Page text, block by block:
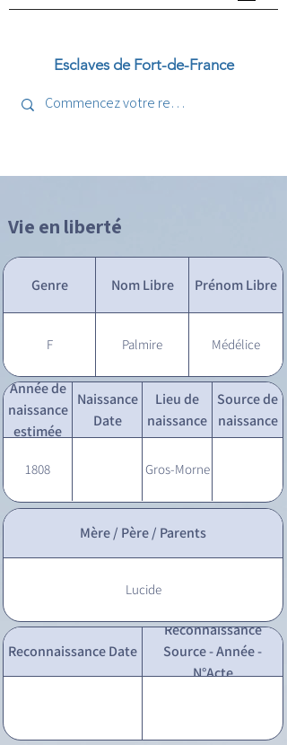
Esclaves de Fort-de-France
Vie en liberté
Genre Nom Libre Prénom Libre
F Palmire Médélice
Année de
naissance
estimée
Naissance
Date
Lieu de
naissance
Source de
naissance
1808 Gros-Morne
Mère / Père / Parents
Lucide
Reconnaissance Date
Reconnaissance
Source - Année -
N°Acte